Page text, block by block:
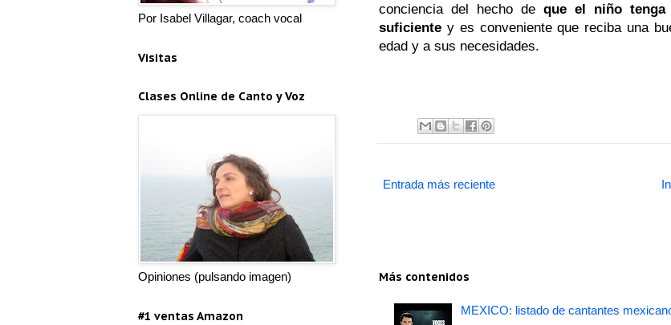
conciencia del hecho deque el niño
suficiente y es conveniente que reciba una
edad y a sus necesidades.
Entrada más reciente
Más contenidos
MEXICO: listado de cantantes
Por Isabel Villagar, coach vocal
Visitas
Clases Online de Canto y Voz
Opiniones (pulsando imagen)
#1 ventas Amazon